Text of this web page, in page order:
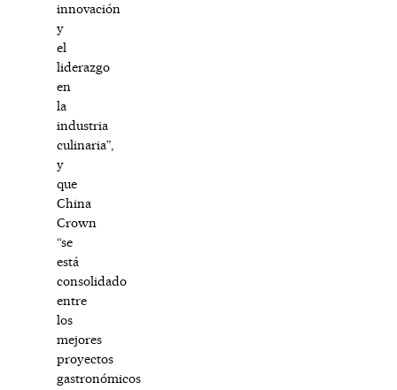
innovación
y
el
liderazgo
en
la
industria
culinaria”,
y
que
China
Crown
“se
está
consolidado
entre
los
mejores
proyectos
gastronómicos